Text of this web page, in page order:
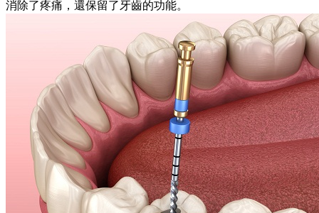
消除了疼痛，還保留了牙齒的功能。